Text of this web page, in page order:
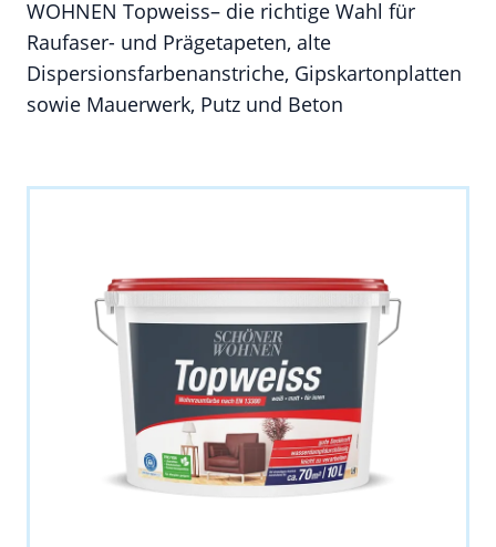
WOHNEN Topweiss– die richtige Wahl für
Raufaser- und Prägetapeten, alte
Dispersionsfarbenanstriche, Gipskartonplatten
sowie Mauerwerk, Putz und Beton